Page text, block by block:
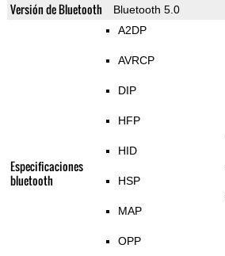
Versión de Bluetooth Bluetooth 5.0
Especificaciones
bluetooth
A2DP
AVRCP
DIP
HFP
HID
HSP
MAP
OPP